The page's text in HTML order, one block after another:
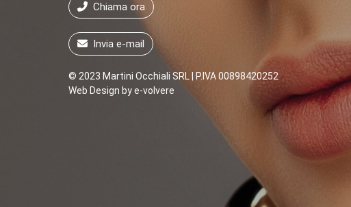
Chiama ora
Invia e-mail
© 2023 Martini Occhiali SRL | P.IVA 00898420252
Web Design bye-volvere